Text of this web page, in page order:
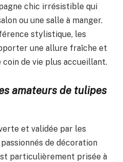
chic irrésistible qui
ou une salle à manger.
stylistique, les
une allure fraîche et
de vie plus accueillant.
amateurs de tulipes
et validée par les
de décoration
particulièrement prisée à